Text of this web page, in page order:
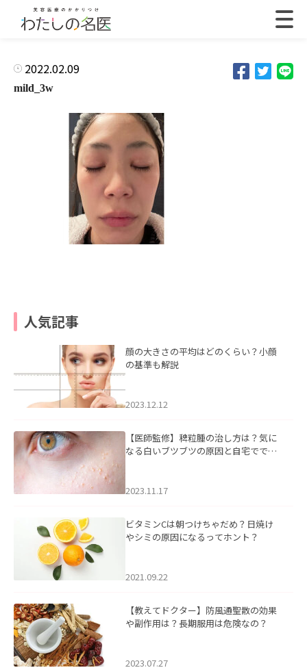
2022.02.09
mild_3w
人気記事
顔の大きさの平均はどのくらい？小顔
の基準も解説
2023.12.12
【医師監修】稗粒腫の治し方は？気に
なる白いブツブツの原因と自宅ででき
2023.11.17
ビタミンCは朝つけちゃだめ？日焼け
やシミの原因になるってホント？
2021.09.22
【教えてドクター】防風通聖散の効果
や副作用は？長期服用は危険なの？
2023.07.27